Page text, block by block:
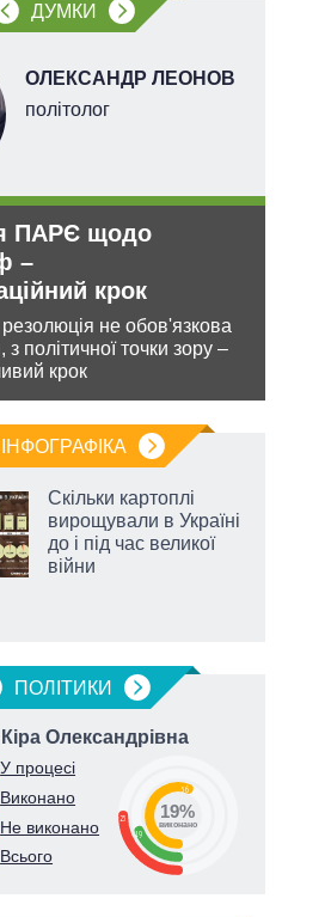
ДУМКИ
ОЛЕКСАНДР ЛЕОНОВ
політолог
ПАРЄ щодо
–
крок
не обов'язкова
політичної точки зору –
крок
ІНФОГРАФІКА
Скільки картоплі
вирощували в Україні
до і під час великої
війни
ПОЛIТИКИ
Олександрівна
У процесі
Виконано
Не виконано
Всього
25
19
56
19%
виконано